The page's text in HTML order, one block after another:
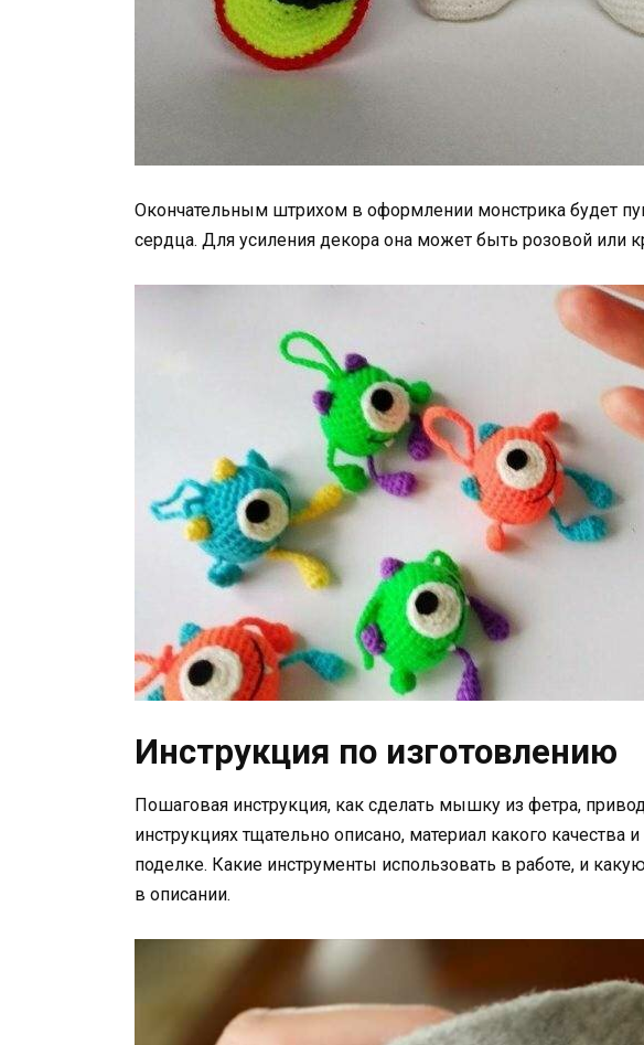
Окончательным штрихом в оформлении монстрика будет
сердца. Для усиления декора она может быть розовой или
Инструкция по изготовлению
Пошаговая инструкция, как сделать мышку из фетра,
инструкциях тщательно описано, материал какого качества
поделке. Какие инструменты использовать в работе, и
в описании.